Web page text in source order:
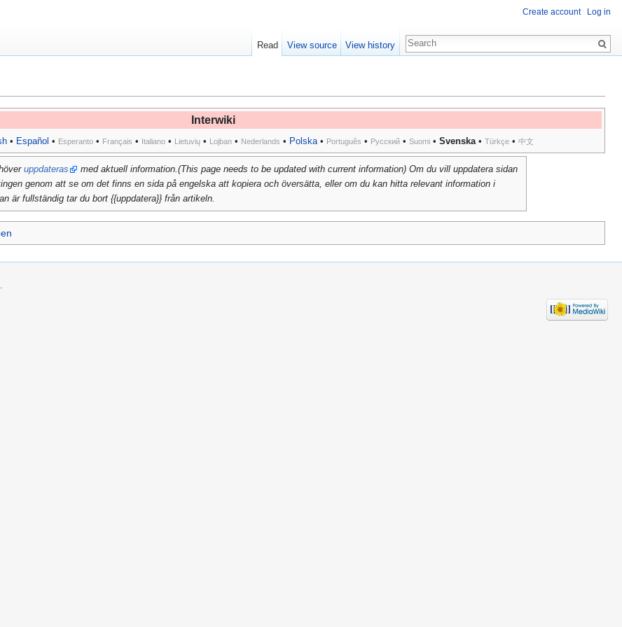
Interwiki
• Español • Esperanto• Français • Italiano• Lietuvių• Lojban• Nederlands • Polska• Português • Русский• Suomi• Svenska• Türkçe• 中文
uppdateras
med aktuell information.(This page needs to be updated with current information) Om du vill uppdatera sidan
genom att se om det finns en sida på engelska att kopiera och översätta, eller om du kan hitta relevant information i
är fullständig tar du bort {{uppdatera}} från artikeln.
Create account Log in
Read View source View history